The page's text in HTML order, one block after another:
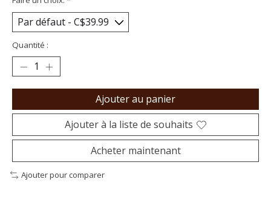
Quantité :
Ajouter au panier
Ajouter à la liste de souhaits
Acheter maintenant
Ajouter pour comparer